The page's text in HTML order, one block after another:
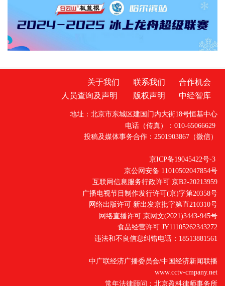
师生、家长代表等50余人应邀走进省检察院，
直观了解检察工作，共同交流未成年人保护举
措。省检察院党组成员、副检察长任国强参加
开放日活动，并主持座谈交流会。据介绍，近
关于我们 联系我们
合作机会
人员查询及声明
版权声明 中经智库
地址：北京市东城区建国门内大街18号恒基中心
电话（传真）：010-65066629
投稿及媒体事务合作：2501903867（微信）
京ICP备19045422号-3
京公网安备 11010502047854号
互联网信息服务行政许可 京B2-20213959
广播电视节目制作发行许可(京)字第20358号
网络出版许可 新出发京批字第直210310号
网络直播许可 京网文(2021)3443-945号
食品经营许可 JY11105262343272
违法和不良信息纠错电话：18513881561
中广联经济广播委员会/中国经济新闻联播
www.cctv-cmpany.net
常年法律顾问：北京盈科律师事务所